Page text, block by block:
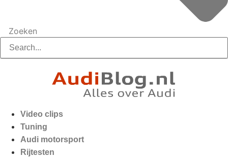
Zoeken
Video clips
Tuning
Audi motorsport
Rijtesten